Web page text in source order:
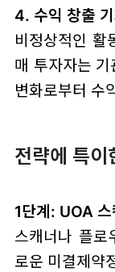
4. 수익 창출 기
비정상적인 활
매 투자자는
변화로부터 수
전략에 특이
1단계: UOA 스
스캐너나 플로
로운 미결제약